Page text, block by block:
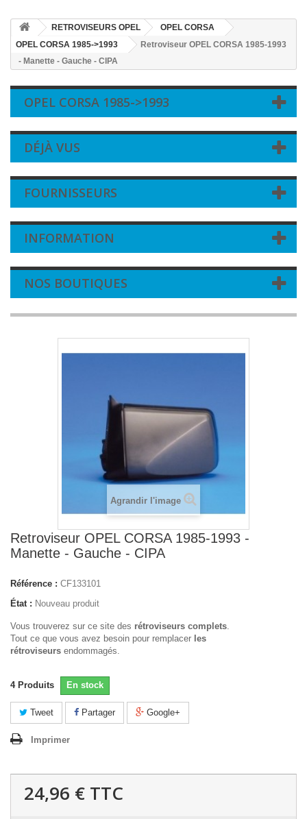
RETROVISEURS OPEL
OPEL CORSA
OPEL CORSA 1985->1993
Retroviseur OPEL CORSA 1985-1993
- Manette - Gauche - CIPA
OPEL CORSA 1985->1993
DÉJÀ VUS
FOURNISSEURS
INFORMATION
NOS BOUTIQUES
Agrandir l'image
Retroviseur OPEL CORSA 1985-1993 -
Manette - Gauche - CIPA
Référence : CF133101
État : Nouveau produit
Vous trouverez sur ce site des rétroviseurs complets.
Tout ce que vous avez besoin pour remplacer les
rétroviseurs endommagés.
4 Produits En stock
Tweet Partager Google+
Imprimer
24,96 € TTC